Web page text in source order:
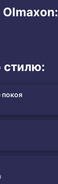
Olmaxon:
стилю:
покоя